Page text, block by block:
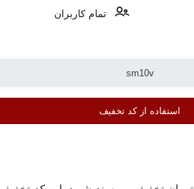
تمام کاربران
استفاده از کد تخفیف